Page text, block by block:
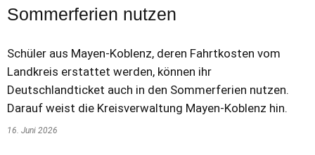
Sommerferien nutzen
Schüler aus Mayen-Koblenz, deren Fahrtkosten vom
Landkreis erstattet werden, können ihr
Deutschlandticket auch in den Sommerferien nutzen.
Darauf weist die Kreisverwaltung Mayen-Koblenz hin.
16. Juni 2026